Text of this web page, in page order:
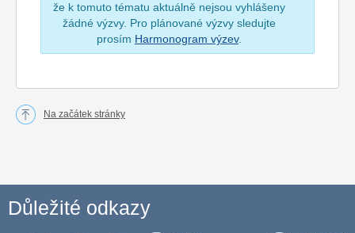
že k tomuto tématu aktuálně nejsou vyhlášeny
žádné výzvy. Pro plánované výzvy sledujte
prosím Harmonogram výzev.
Na začátek stránky
Důležité odkazy